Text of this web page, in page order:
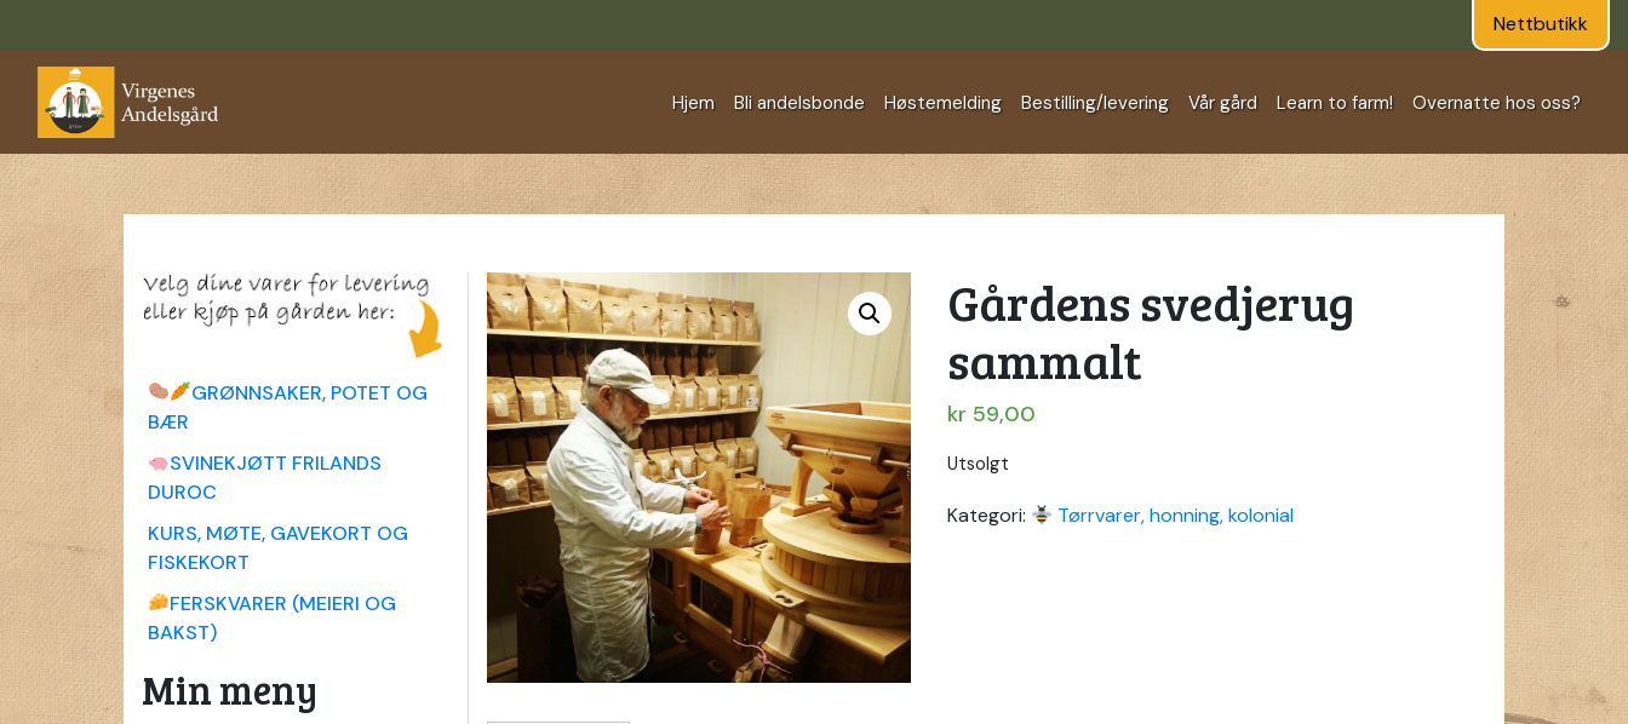
Nettbutikk
Hjem Bli andelsbonde Høstemelding Bestilling/levering Vår gård Learn to farm! Overnatte hos oss?
GRØNNSAKER, POTET OG
BÆR
SVINEKJØTT FRILANDS
DUROC
KURS, MØTE, GAVEKORT OG
FISKEKORT
FERSKVARER (MEIERI OG
BAKST)
Min meny
Gårdens svedjerug
sammalt
kr 59,00
Utsolgt
Kategori: Tørrvarer, honning, kolonial